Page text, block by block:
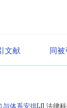
文献 同
与体系安排[J].法律